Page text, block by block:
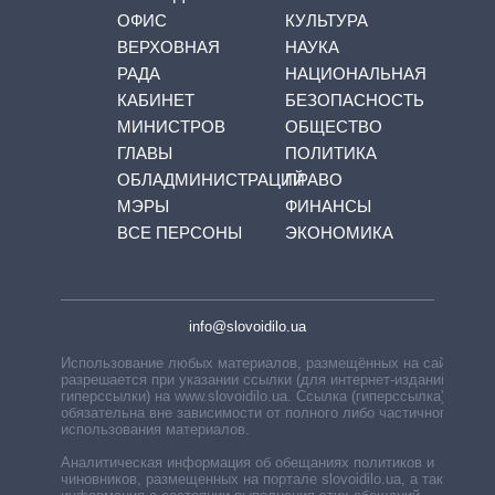
ОФИС
ВЕРХОВНАЯ
РАДА
КАБИНЕТ
МИНИСТРОВ
ГЛАВЫ
ОБЛАДМИНИСТРАЦИЙ
МЭРЫ
ВСЕ ПЕРСОНЫ
КУЛЬТУРА
НАУКА
НАЦИОНАЛЬНАЯ
БЕЗОПАСНОСТЬ
ОБЩЕСТВО
ПОЛИТИКА
ПРАВО
ФИНАНСЫ
ЭКОНОМИКА
info@slovoidilo.ua
Использование любых материалов, размещённых на сайте,
разрешается при указании ссылки (для интернет-изданий —
гиперссылки) на www.slovoidilo.ua. Ссылка (гиперссылка)
обязательна вне зависимости от полного либо частичного
использования материалов.
Аналитическая информация об обещаниях политиков и
чиновников, размещенных на портале slovoidilo.ua, а также